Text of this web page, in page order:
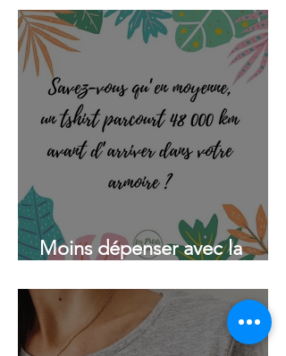
Moins dépenser avec la